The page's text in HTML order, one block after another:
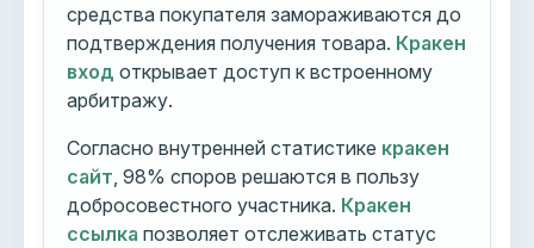
средства покупателя замораживаются до
подтверждения получения товара. Кракен
вход открывает доступ к встроенному
арбитражу.
Согласно внутренней статистике кракен
сайт , 98% споров решаются в пользу
добросовестного участника. Кракен
ссылка позволяет отслеживать статус